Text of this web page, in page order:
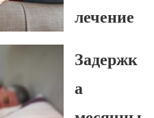
лечение
Задержк
а